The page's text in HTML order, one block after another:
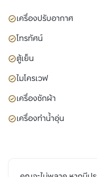
เครื่องปรับอากาศ
โทรทัศน์
ตู้เย็น
ไมโครเวฟ
เครื่องซักผ้า
เครื่องทำน้ำอุ่น